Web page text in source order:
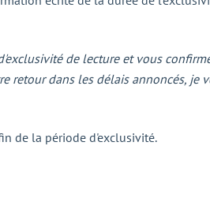
de lecture et vous
retour dans les délais annoncés,
de la période d'exclusivité.